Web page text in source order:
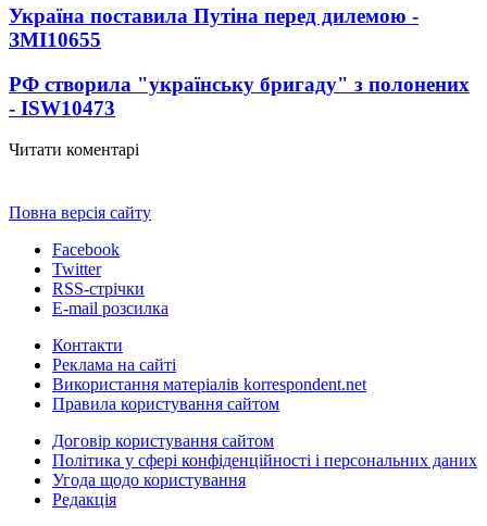
Україна поставила Путіна перед дилемою -
ЗМІ10655
РФ створила "українську бригаду" з полонених
- ISW10473
Читати коментарі
Повна версія сайту
Facebook
Twitter
RSS-стрічки
E-mail розсилка
Контакти
Реклама на сайті
Використання матеріалів korrespondent.net
Правила користування сайтом
Договір користування сайтом
Політика у сфері конфіденційності і персональних даних
Угода щодо користування
Редакція